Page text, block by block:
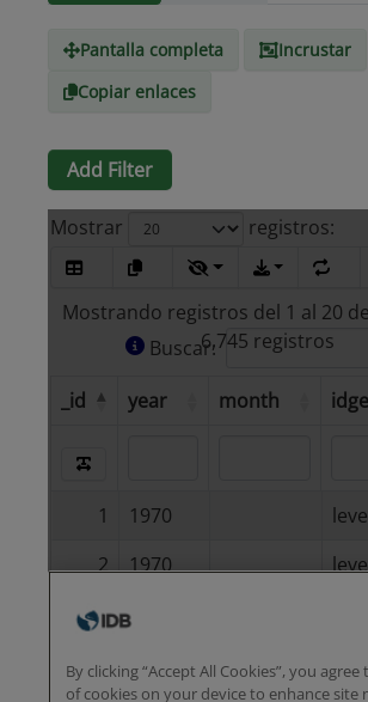
Pantalla completa
Incrustar
Copiar enlaces
Add Filter